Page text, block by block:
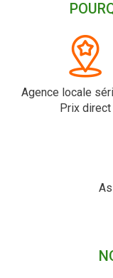
Agence locale
Prix direct